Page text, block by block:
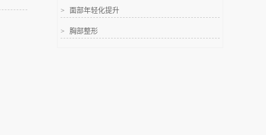
> 面部年轻化提升
> 胸部整形